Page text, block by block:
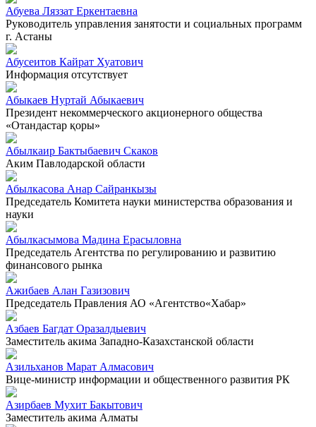
Абуева Ляззат Еркентаевна
Руководитель управления занятости и социальных программ
г. Астаны
Абусеитов Кайрат Хуатович
Информация отсутствует
Абыкаев Нуртай Абыкаевич
Президент некоммерческого акционерного общества
«Отандастар қоры»
Абылкаир Бактыбаевич Скаков
Аким Павлодарской области
Абылкасова Анар Сайранкызы
Председатель Комитета науки министерства образования и
науки
Абылкасымова Мадина Ерасыловна
Председатель Агентства по регулированию и развитию
финансового рынка
Ажибаев Алан Газизович
Председатель Правления АО «Агентство«Хабар»
Азбаев Багдат Оразалдыевич
Заместитель акима Западно-Казахстанской области
Азильханов Марат Алмасович
Вице-министр информации и общественного развития РК
Азирбаев Мухит Бакытович
Заместитель акима Алматы